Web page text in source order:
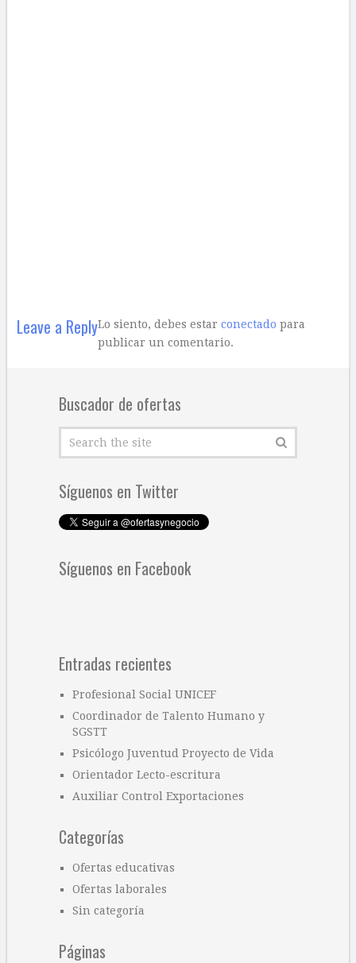
Leave a ReplyLo siento, debes estar conectado para
publicar un comentario.
Buscador de ofertas
Síguenos en Twitter
Síguenos en Facebook
Entradas recientes
Profesional Social UNICEF
Coordinador de Talento Humano y
SGSTT
Psicólogo Juventud Proyecto de Vida
Orientador Lecto-escritura
Auxiliar Control Exportaciones
Categorías
Ofertas educativas
Ofertas laborales
Sin categoría
Páginas